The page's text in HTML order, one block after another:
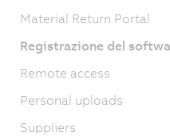
Material Return Portal
Registrazione del
Remote access
Personal uploads
Suppliers